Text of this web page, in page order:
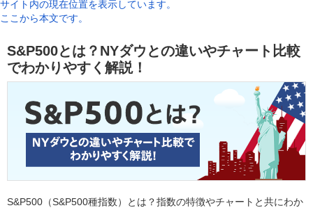
サイト内の現在位置を表示しています。
ここから本文です。
S&P500とは？NYダウとの違いやチャート比較
でわかりやすく解説！
S&P500（S&P500種指数）とは？指数の特徴やチャートと共にわか